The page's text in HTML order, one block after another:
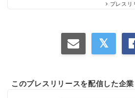
プレスリ
このプレスリリースを配信した企